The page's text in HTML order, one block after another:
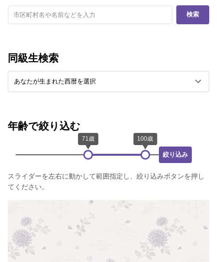
検索
同級生検索
年齢で絞り込む
絞り込み
スライダーを左右に動かして範囲指定し、絞り込みボタンを押し
てください。